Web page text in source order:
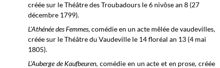
créée sur leThéâtre des Troubadours le 6 nivôse an 8 (27
décembre 1799).
L'Athénée des Femmes, comédie en un acte mêlée de vaudevilles,
créée sur le Théâtre du Vaudeville le 14 floréal an 13 (4 mai
1805).
L’Auberge de Kaufbeuren, comédie en un acte et en prose, créée